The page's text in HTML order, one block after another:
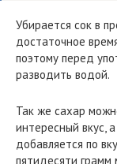
Убирается сок в
достаточное
поэтому перед
разводить водой.
Так же сахар
интересный вкус,
добавляется по
пятидесяти